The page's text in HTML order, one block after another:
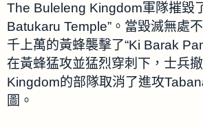
The Buleleng Kingdom軍隊摧毀
Batukaru Temple”。當毀滅無處
千上萬的黃蜂襲擊了“Ki Barak
在黃蜂猛攻並猛烈穿刺下，士兵
Kingdom的部隊取消了進攻
圖。